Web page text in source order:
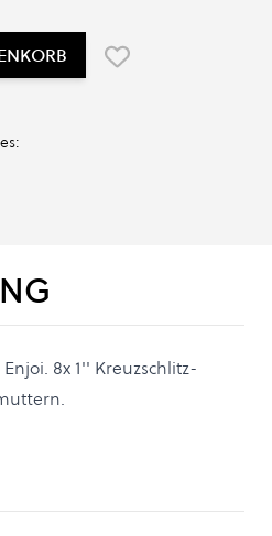
8x 1'' Kreuzschlitz-